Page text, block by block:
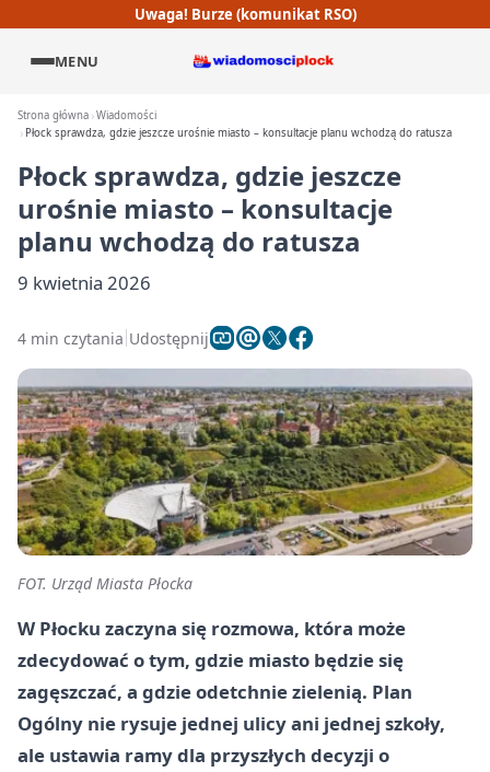
Uwaga! Burze (komunikat RSO)
MENU
Strona główna Wiadomości
Płock sprawdza, gdzie jeszcze urośnie miasto – konsultacje planu wchodzą do ratusza
Płock sprawdza, gdzie jeszcze
urośnie miasto – konsultacje
planu wchodzą do ratusza
9 kwietnia 2026
4 min czytania Udostępnij
FOT. Urząd Miasta Płocka
W Płocku zaczyna się rozmowa, która może
zdecydować o tym, gdzie miasto będzie się
zagęszczać, a gdzie odetchnie zielenią. Plan
Ogólny nie rysuje jednej ulicy ani jednej szkoły,
ale ustawia ramy dla przyszłych decyzji o